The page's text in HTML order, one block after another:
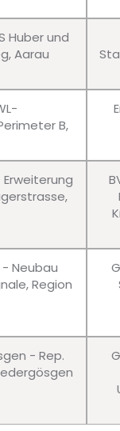
Huber und
Aarau
B,
- Neubau
Region
- Rep.